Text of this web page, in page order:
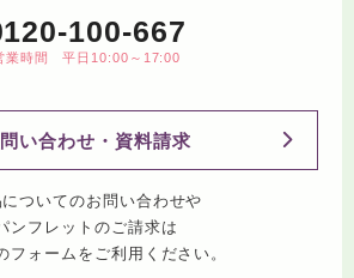
100-667
業時間 平日10:00～17:00
い合わせ・資料請求
ついてのお問い合わせや
ンフレットのご請求は
フォームをご利用ください。